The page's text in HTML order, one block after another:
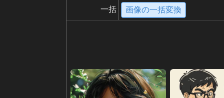
一括 画像の一括変換